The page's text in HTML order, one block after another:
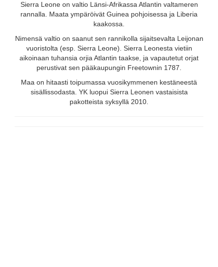
Sierra Leone on valtio Länsi-Afrikassa Atlantin valtameren
rannalla. Maata ympäröivät Guinea pohjoisessa ja Liberia
kaakossa.
Nimensä valtio on saanut sen rannikolla sijaitsevalta Leijonan
vuoristolta (esp. Sierra Leone). Sierra Leonesta vietiin
aikoinaan tuhansia orjia Atlantin taakse, ja vapautetut orjat
perustivat sen pääkaupungin Freetownin 1787.
Maa on hitaasti toipumassa vuosikymmenen kestäneestä
sisällissodasta. YK luopui Sierra Leonen vastaisista
pakotteista syksyllä 2010.